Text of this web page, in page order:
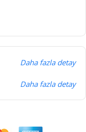
Daha fazla detay
Daha fazla detay